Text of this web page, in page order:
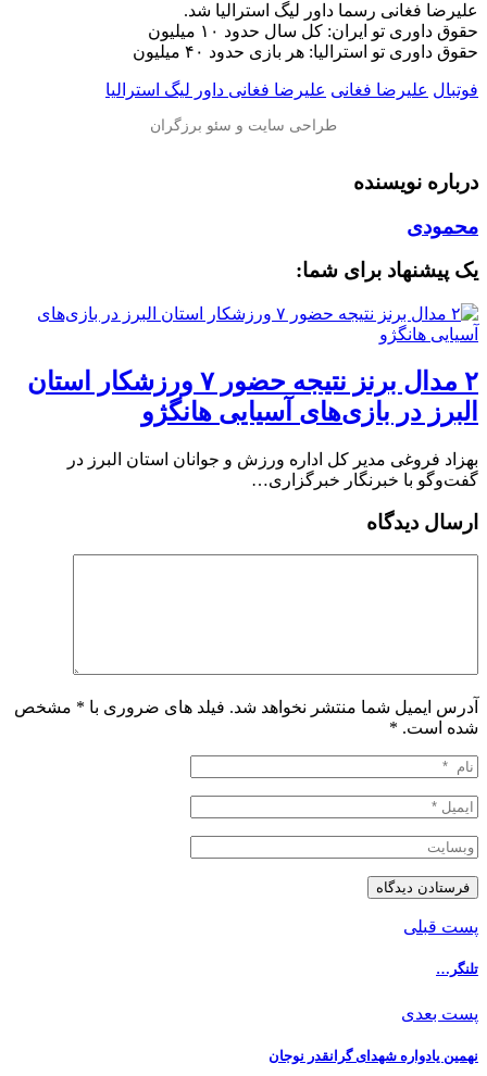
علیرضا فغانی رسما داور لیگ استرالیا شد.
حقوق داوری تو ایران: کل سال حدود ۱۰ میلیون
حقوق داوری تو استرالیا: هر بازی حدود ۴۰ میلیون
فوتبال علیرضا فغانی علیرضا فغانی داور لیگ استرالیا
درباره نویسنده
محمودی
یک پیشنهاد برای شما:
۲ مدال برنز نتیجه حضور ۷ ورزشکار استان
البرز در بازی‌های آسیایی هانگژو
بهزاد فروغی مدیر کل اداره ورزش و جوانان استان البرز در
گفت‌وگو با خبرنگار خبرگزاری…
ارسال دیدگاه
آدرس ایمیل شما منتشر نخواهد شد. فیلد های ضروری با * مشخص
شده است. *
پست قبلی
تلنگر…
پست بعدی
نهمین یادواره شهدای گرانقدر نوجان